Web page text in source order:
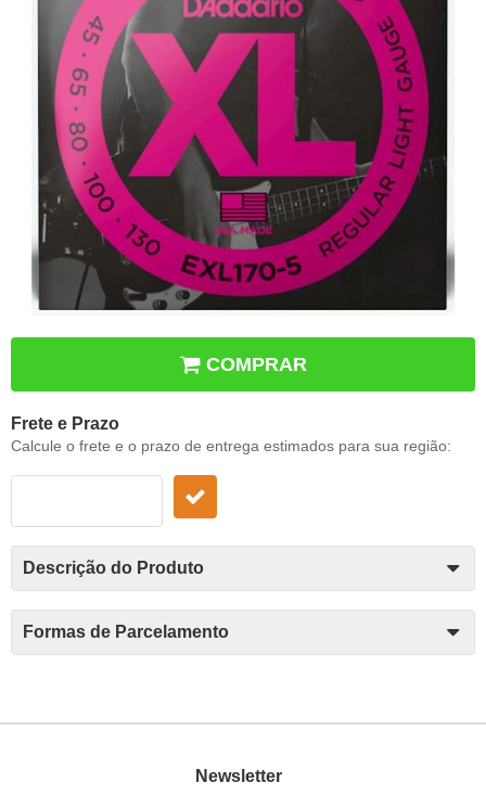
COMPRAR
Frete e Prazo
Calcule o frete e o prazo de entrega estimados para sua região:
Descrição do Produto
Formas de Parcelamento
Newsletter